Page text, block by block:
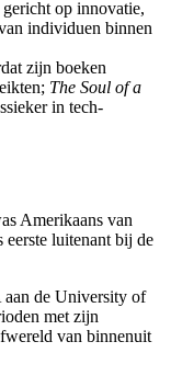
op innovatie,
individuen binnen
zijn boeken
The Soul of a
in tech-
Amerikaans van
luitenant bij de
de University of
met zijn
van binnenuit